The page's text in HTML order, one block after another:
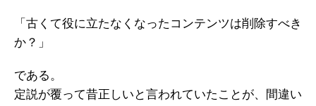
「古くて役に立たなくなったコンテンツは削除すべき
か？」
である。
定説が覆って昔正しいと言われていたことが、間違い